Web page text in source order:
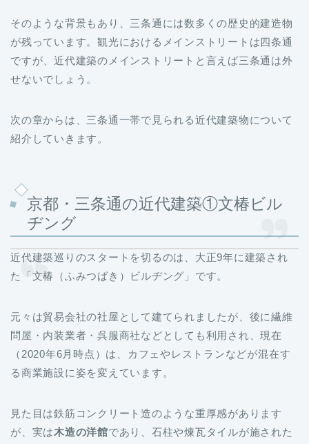
そのような背景もあり、三条通には数多くの歴史的建造物
が残っています。観光におけるメインストリートは四条通
ですが、近代建築のメインストリートと言えば三条通は外
せないでしょう。
次の章からは、三条通一帯で見られる近代建築物について
紹介していきます。
京都・三条通の近代建築①文椿ビル
ヂング
近代建築巡りのスタートを切るのは、大正9年に建築され
た「文椿（ふみつばき）ビルヂング」です。
元々は貿易会社の社屋として建てられましたが、後に繊維
問屋・内装業者・呉服商社などとしても利用され、現在
（2020年6月時点）は、カフェやレストランなどが混在す
る商業施設に姿を変えています。
見た目は鉄筋コンクリート造のような重厚感があります
が、実は木造の洋館であり、石柱や煉瓦タイルが施された